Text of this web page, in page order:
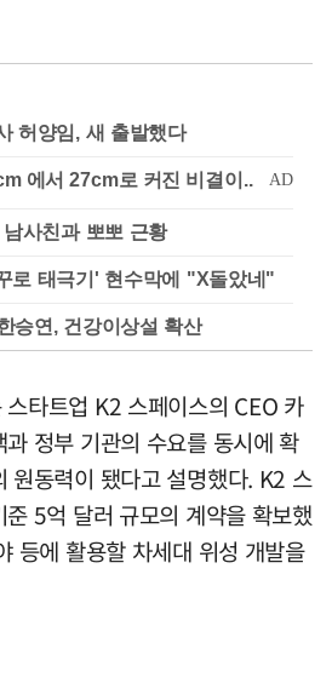
허양임, 새 출발했다
사친과 뽀뽀 근황
로 태극기' 현수막에 "X돌았네"
승연, 건강이상설 확산
타트업 K2 스페이스의 CEO 카
정부 기관의 수요를 동시에 확
원동력이 됐다고 설명했다. K2 스
5억 달러 규모의 계약을 확보했
등에 활용할 차세대 위성 개발을